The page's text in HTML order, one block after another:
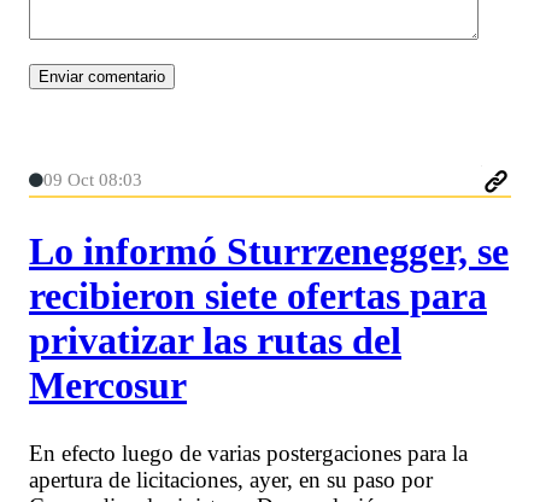
09 Oct 08:03
Lo informó Sturrzenegger, se
recibieron siete ofertas para
privatizar las rutas del
Mercosur
En efecto luego de varias postergaciones para la
apertura de licitaciones, ayer, en su paso por